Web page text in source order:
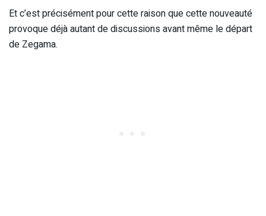
Et c’est précisément pour cette raison que cette nouveauté
provoque déjà autant de discussions avant même le départ
de Zegama.